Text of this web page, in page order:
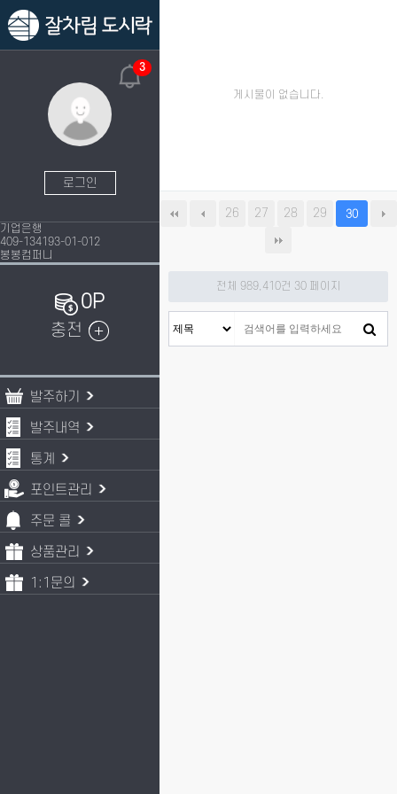
3
로그인
기업은행
409-134193-01-012
봉봉컴퍼니
0P
충전
발주하기
발주내역
통계
포인트관리
주문 콜
상품관리
1:1문의
게시물이 없습니다.
26 27 28 29 30
전체 989,410건 30 페이지